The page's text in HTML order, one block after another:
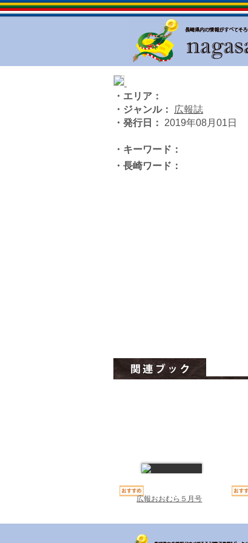
・エリア：
・ジャンル：
広報誌
・発行日：
2019年08月01日
・キーワード：
・長崎ワード：
広報おおむら５月号